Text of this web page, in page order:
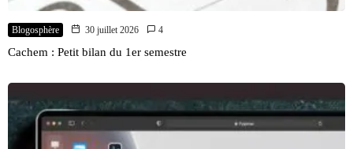
Blogosphère 30 juillet 2026 4
Cachem : Petit bilan du 1er semestre